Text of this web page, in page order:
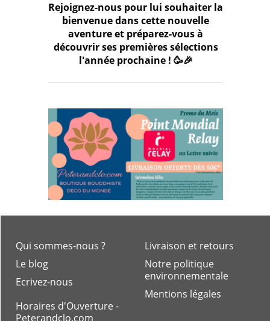
Rejoignez-nous pour lui souhaiter la
bienvenue dans cette nouvelle
aventure et préparez-vous à
découvrir ses premières sélections
l'année prochaine ! 🥳🎉
Livraison et retours
Notre politique
environnementale
Mentions légales
Qui sommes-nous ?
Le blog
Ecrivez-nous
Horaires d'Ouverture -
Peterandclo.com